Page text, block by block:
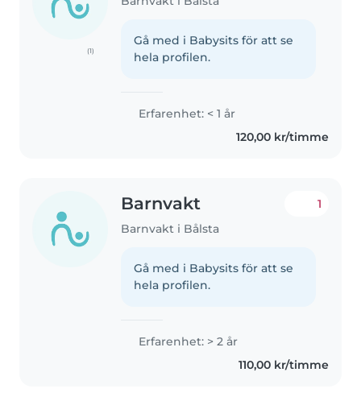
(1)
Gå med i Babysits för att se
hela profilen.
Erfarenhet: < 1 år
120,00 kr/timme
Barnvakt
Barnvakt i Bålsta
1
Gå med i Babysits för att se
hela profilen.
Erfarenhet: > 2 år
110,00 kr/timme